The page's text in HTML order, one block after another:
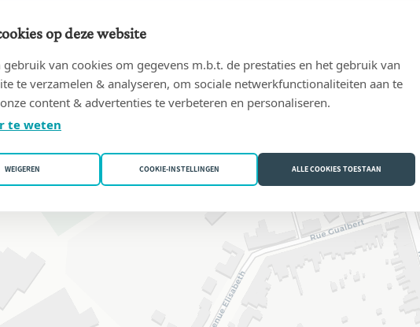
op deze website
gebruik van cookies om gegevens m.b.t. de prestaties en het gebruik van
te verzamelen & analyseren, om sociale netwerkfunctionaliteiten aan te
content & advertenties te verbeteren en personaliseren.
te weten
WEIGEREN COOKIE-INSTELLINGEN ALLE COOKIES TOESTAAN